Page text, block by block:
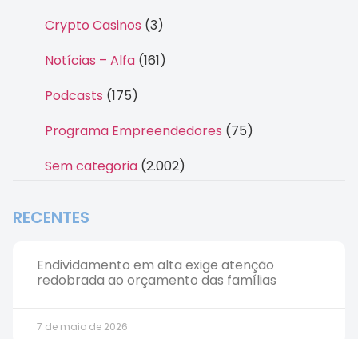
Crypto Casinos (3)
Notícias – Alfa (161)
Podcasts (175)
Programa Empreendedores (75)
Sem categoria (2.002)
RECENTES
Endividamento em alta exige atenção
redobrada ao orçamento das famílias
7 de maio de 2026